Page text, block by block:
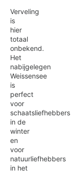
Verveling
is
hier
totaal
onbekend.
Het
nabijgelegen
Weissensee
is
perfect
voor
schaatsliefhebbers
in de
winter
en
voor
natuurliefhebbers
in het